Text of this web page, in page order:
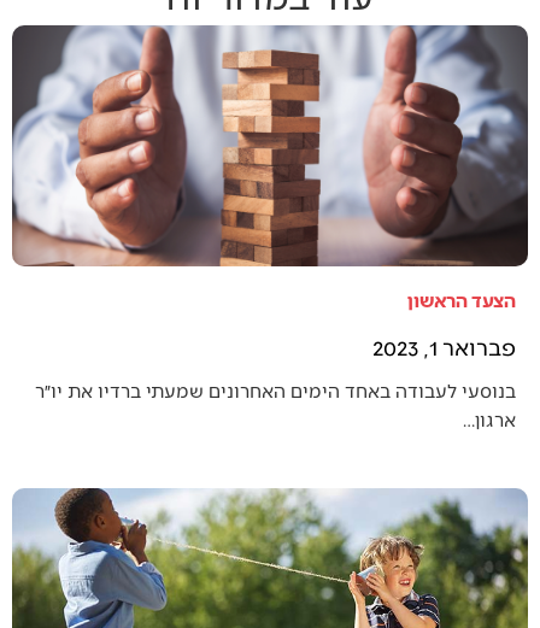
הצעד הראשון
פברואר 1, 2023
בנוסעי לעבודה באחד הימים האחרונים שמעתי ברדיו את יו״ר
ארגון…